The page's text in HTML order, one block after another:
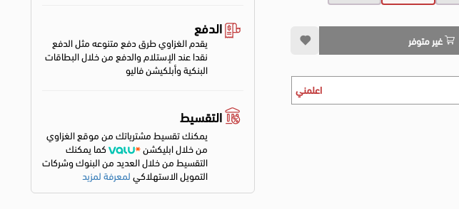
غير متوفر
اعلمني
الدفع
يقدم الغزاوي طرق دفع متنوعه مثل الدفع
نقدا عند الإستلام والدفع من خلال البطاقات
البنكية وأبلكيشن فاليو
التقسيط
يمكنك تقسيط مشترياتك من موقع الغزاوي
من خلال ابليكشن
كما يمكنك
التقسيط من خلال العديد من البنوك وشركات
التمويل الاستهلاكيلمعرفة لمزيد